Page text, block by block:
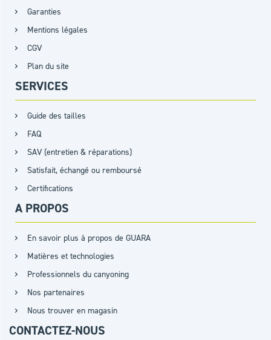
Garanties
Mentions légales
CGV
Plan du site
SERVICES
Guide des tailles
FAQ
SAV (entretien & réparations)
Satisfait, échangé ou remboursé
Certifications
A PROPOS
En savoir plus à propos de GUARA
Matières et technologies
Professionnels du canyoning
Nos partenaires
Nous trouver en magasin
CONTACTEZ-NOUS